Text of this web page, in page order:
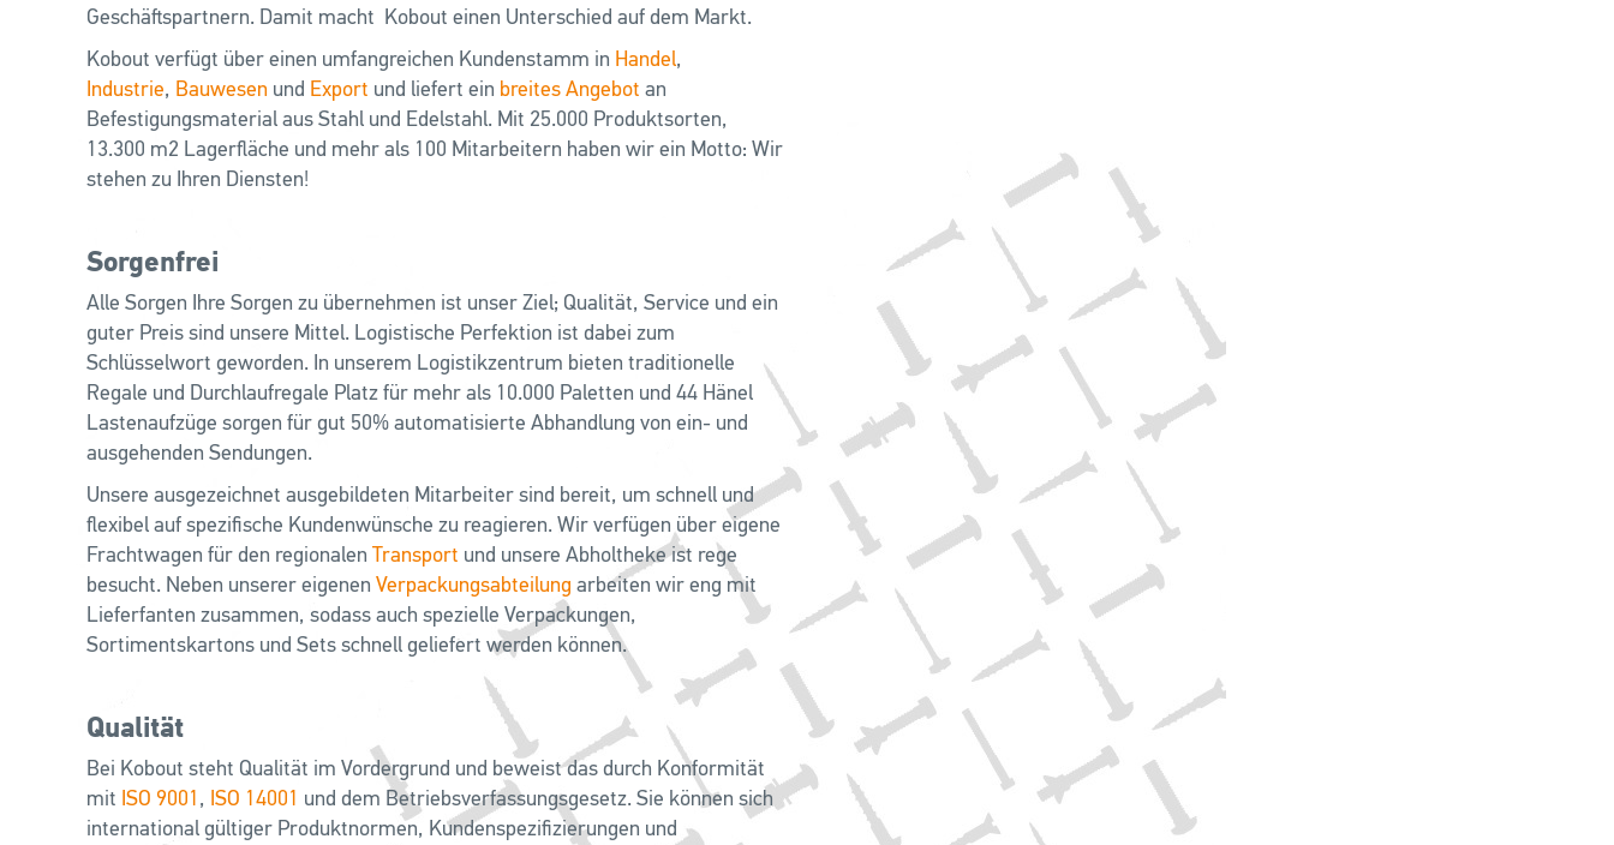
Geschäftspartnern. Damit macht Kobout einen Unterschied auf dem Markt.
Kobout verfügt über einen umfangreichen Kundenstamm in Handel,
Industrie, Bauwesen und Export und liefert ein breites Angebot an
Befestigungsmaterial aus Stahl und Edelstahl. Mit 25.000 Produktsorten,
13.300 m2 Lagerfläche und mehr als 100 Mitarbeitern haben wir ein Motto: Wir
stehen zu Ihren Diensten!
Sorgenfrei
Alle Sorgen Ihre Sorgen zu übernehmen ist unser Ziel; Qualität, Service und ein
guter Preis sind unsere Mittel. Logistische Perfektion ist dabei zum
Schlüsselwort geworden. In unserem Logistikzentrum bieten traditionelle
Regale und Durchlaufregale Platz für mehr als 10.000 Paletten und 44 Hänel
Lastenaufzüge sorgen für gut 50% automatisierte Abhandlung von ein- und
ausgehenden Sendungen.
Unsere ausgezeichnet ausgebildeten Mitarbeiter sind bereit, um schnell und
flexibel auf spezifische Kundenwünsche zu reagieren. Wir verfügen über eigene
Frachtwagen für den regionalen Transport und unsere Abholtheke ist rege
besucht. Neben unserer eigenen Verpackungsabteilung arbeiten wir eng mit
Lieferfanten zusammen, sodass auch spezielle Verpackungen,
Sortimentskartons und Sets schnell geliefert werden können.
Qualität
Bei Kobout steht Qualität im Vordergrund und beweist das durch Konformität
mit ISO 9001 , ISO 14001 und dem Betriebsverfassungsgesetz. Sie können sich
international gültiger Produktnormen, Kundenspezifizierungen und